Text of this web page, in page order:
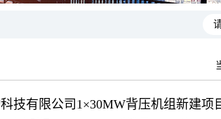
技有限公司1×30MW背压机组新建项